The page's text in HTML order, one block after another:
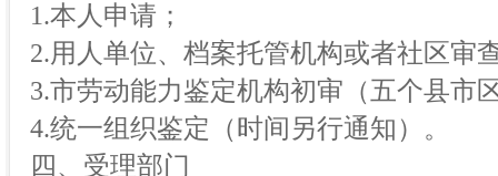
1.本人申请；
2.用人单位、档案托管机构或者社区审
3.市劳动能力鉴定机构初审（五个县市
4.统一组织鉴定（时间另行通知）。
四、受理部门